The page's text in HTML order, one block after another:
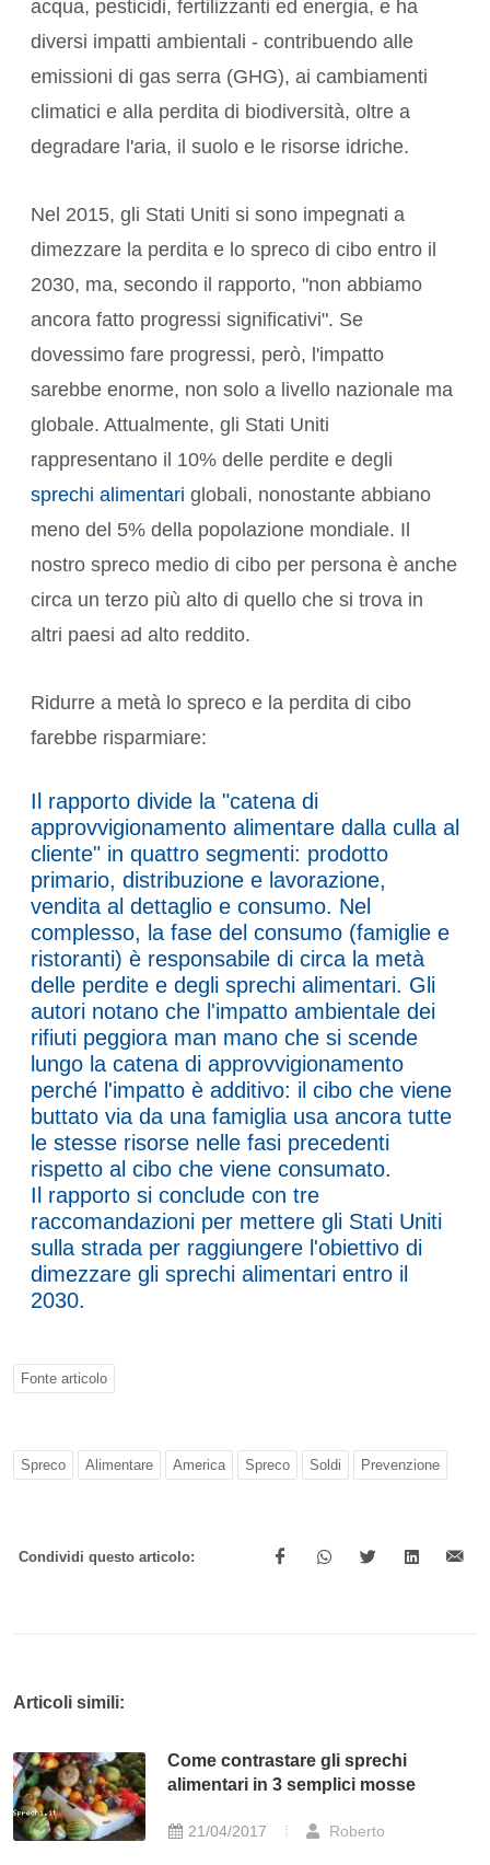
acqua, pesticidi, fertilizzanti ed energia, e ha
diversi impatti ambientali - contribuendo alle
emissioni di gas serra (GHG), ai cambiamenti
climatici e alla perdita di biodiversità, oltre a
degradare l'aria, il suolo e le risorse idriche.
Nel 2015, gli Stati Uniti si sono impegnati a
dimezzare la perdita e lo spreco di cibo entro il
2030, ma, secondo il rapporto, "non abbiamo
ancora fatto progressi significativi". Se
dovessimo fare progressi, però, l'impatto
sarebbe enorme, non solo a livello nazionale ma
globale. Attualmente, gli Stati Uniti
rappresentano il 10% delle perdite e degli
sprechi alimentari globali, nonostante abbiano
meno del 5% della popolazione mondiale. Il
nostro spreco medio di cibo per persona è anche
circa un terzo più alto di quello che si trova in
altri paesi ad alto reddito.
Ridurre a metà lo spreco e la perdita di cibo
farebbe risparmiare:
Il rapporto divide la "catena di
approvvigionamento alimentare dalla culla al
cliente" in quattro segmenti: prodotto
primario, distribuzione e lavorazione,
vendita al dettaglio e consumo. Nel
complesso, la fase del consumo (famiglie e
ristoranti) è responsabile di circa la metà
delle perdite e degli sprechi alimentari. Gli
autori notano che l'impatto ambientale dei
rifiuti peggiora man mano che si scende
lungo la catena di approvvigionamento
perché l'impatto è additivo: il cibo che viene
buttato via da una famiglia usa ancora tutte
le stesse risorse nelle fasi precedenti
rispetto al cibo che viene consumato.
Il rapporto si conclude con tre
raccomandazioni per mettere gli Stati Uniti
sulla strada per raggiungere l'obiettivo di
dimezzare gli sprechi alimentari entro il
2030.
Fonte articolo
Spreco Alimentare America Spreco Soldi Prevenzione
Condividi questo articolo:
Articoli simili:
Come contrastare gli sprechi
alimentari in 3 semplici mosse
21/04/2017 Roberto